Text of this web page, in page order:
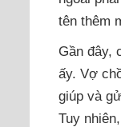
tên thêm
Gần đây,
ấy. Vợ
giúp và
Tuy